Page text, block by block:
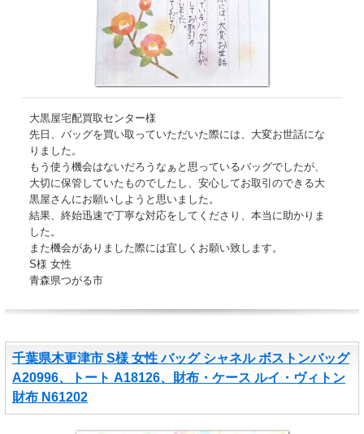
大黒屋宅配買取センター様
先日、バッグを買い取っていただいた際には、大変お世話にな
りました。
もう使う機会はないだろうなぁと思っているバッグでしたが、
大切に保管していたものでしたし、安心してお取引のできる大
黒屋さんにお願いしようと思いました。
結果、終始迅速で丁寧な対応をしてくださり、本当に助かりま
した。
また機会がありました際には宜しくお願い致します。
S様 女性
青森県つがる市
千葉県木更津市 S様 女性 バッグ シャネル ボストンバッグ
A20996、トート A18126、財布・ケース ルイ・ヴィトン
財布 N61202